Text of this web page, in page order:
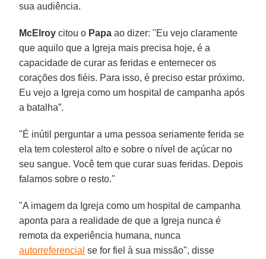
sua audiência.
McElroy citou o Papa ao dizer: "Eu vejo claramente
que aquilo que a Igreja mais precisa hoje, é a
capacidade de curar as feridas e enternecer os
corações dos fiéis. Para isso, é preciso estar próximo.
Eu vejo a Igreja como um hospital de campanha após
a batalha”.
"É inútil perguntar a uma pessoa seriamente ferida se
ela tem colesterol alto e sobre o nível de açúcar no
seu sangue. Você tem que curar suas feridas. Depois
falamos sobre o resto."
"A imagem da Igreja como um hospital de campanha
aponta para a realidade de que a Igreja nunca é
remota da experiência humana, nunca
autorreferencial se for fiel à sua missão", disse